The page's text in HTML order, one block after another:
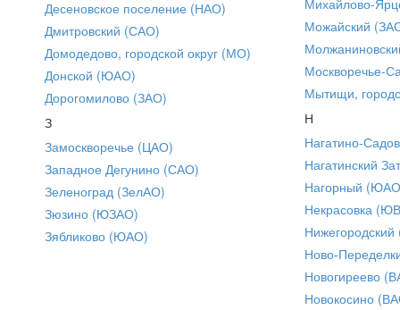
Десеновское поселение (НАО)
Дмитровский (САО)
Домодедово, городской округ (МО)
Донской (ЮАО)
Дорогомилово (ЗАО)
З
Замоскворечье (ЦАО)
Западное Дегунино (САО)
Зеленоград (ЗелАО)
Зюзино (ЮЗАО)
Зябликово (ЮАО)
Можайский
Москворечье-
Мытищи,
Н
Нагатино-
Нагатинский
Нагорный
Некрасовка
Ново-
Новогиреево
Новокосино